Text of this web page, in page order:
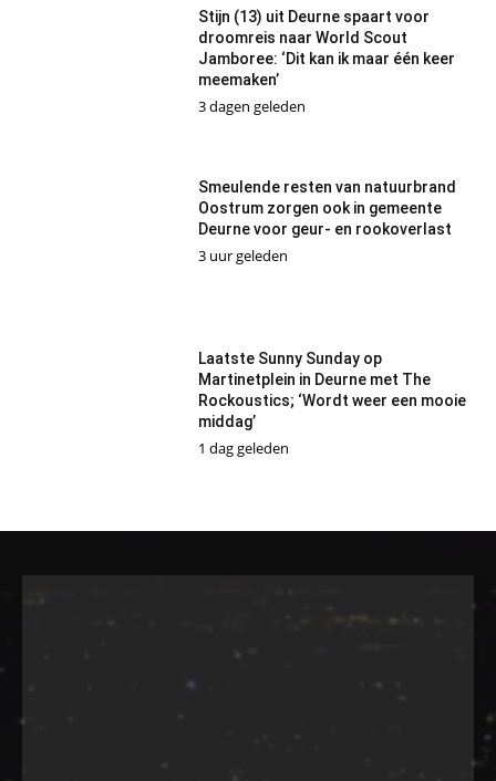
Stijn (13) uit Deurne spaart voor
droomreis naar World Scout
Jamboree: ‘Dit kan ik maar één keer
meemaken’
3 dagen geleden
Smeulende resten van natuurbrand
Oostrum zorgen ook in gemeente
Deurne voor geur- en rookoverlast
3 uur geleden
Laatste Sunny Sunday op
Martinetplein in Deurne met The
Rockoustics; ‘Wordt weer een mooie
middag’
1 dag geleden